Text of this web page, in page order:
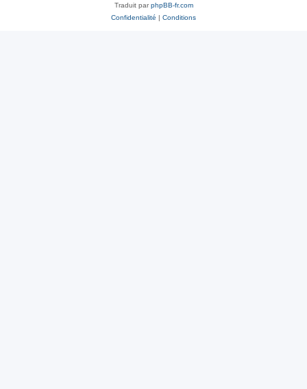
Traduit parphpBB-fr.com
Confidentialité | Conditions